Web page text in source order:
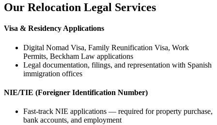
Our Relocation Legal Services
Visa & Residency Applications
Digital Nomad Visa, Family Reunification Visa, Work
Permits, Beckham Law applications
Legal documentation, filings, and representation with Spanish
immigration offices
NIE/TIE (Foreigner Identification Number)
Fast-track NIE applications — required for property purchase,
bank accounts, and employment